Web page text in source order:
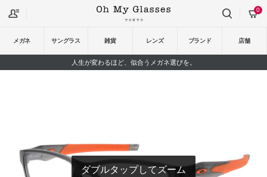
メガネ サングラス 雑貨 レンズ ブランド 店舗
0
人生が変わるほど、似合うメガネ選びを。
ダブルタップしてズーム